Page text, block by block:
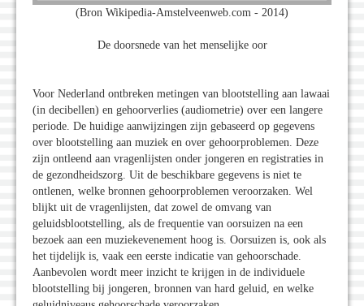
(Bron Wikipedia-Amstelveenweb.com - 2014)
De doorsnede van het menselijke oor
Voor Nederland ontbreken metingen van blootstelling aan lawaai
(in decibellen) en gehoorverlies (audiometrie) over een langere
periode. De huidige aanwijzingen zijn gebaseerd op gegevens
over blootstelling aan muziek en over gehoorproblemen. Deze
zijn ontleend aan vragenlijsten onder jongeren en registraties in
de gezondheidszorg. Uit de beschikbare gegevens is niet te
ontlenen, welke bronnen gehoorproblemen veroorzaken. Wel
blijkt uit de vragenlijsten, dat zowel de omvang van
geluidsblootstelling, als de frequentie van oorsuizen na een
bezoek aan een muziekevenement hoog is. Oorsuizen is, ook als
het tijdelijk is, vaak een eerste indicatie van gehoorschade.
Aanbevolen wordt meer inzicht te krijgen in de individuele
blootstelling bij jongeren, bronnen van hard geluid, en welke